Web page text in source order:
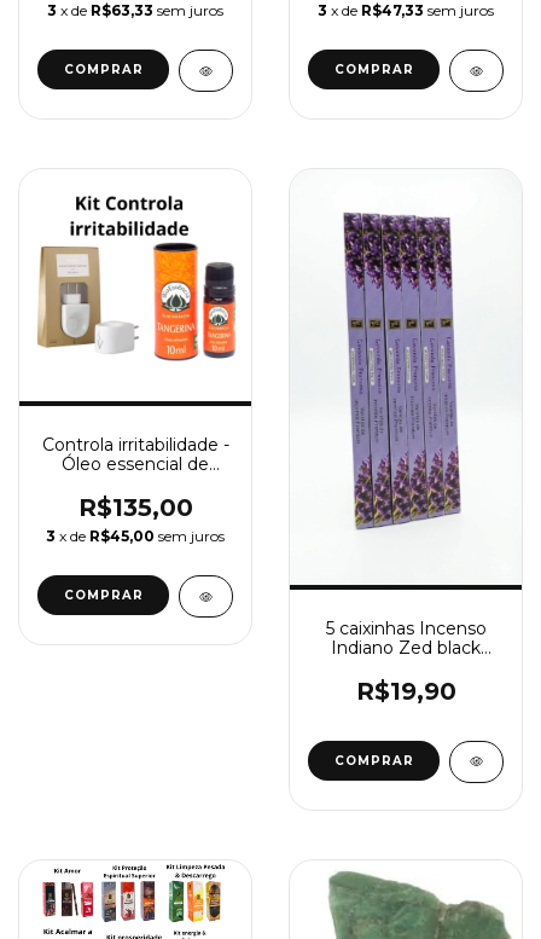
3 x de R$63,33 sem juros 3 x de R$47,33 sem juros
Controla irritabilidade -
Óleo essencial de
elétrico
R$135,00
3 x de R$45,00 sem juros
5 caixinhas Incenso
Indiano Zed black
R$19,90